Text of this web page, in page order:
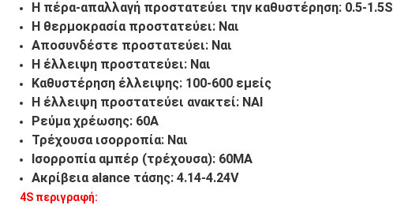
Η πέρα-απαλλαγή προστατεύει την καθυστέρηση: 0.5-1.5S
Η θερμοκρασία προστατεύει: Ναι
Αποσυνδέστε προστατεύει: Ναι
Η έλλειψη προστατεύει: Ναι
Καθυστέρηση έλλειψης: 100-600 εμείς
Η έλλειψη προστατεύει ανακτεί: ΝΑΙ
Ρεύμα χρέωσης: 60A
Τρέχουσα ισορροπία: Ναι
Ισορροπία αμπέρ (τρέχουσα): 60MA
Ακρίβεια alance τάσης: 4.14-4.24V
4S περιγραφή: